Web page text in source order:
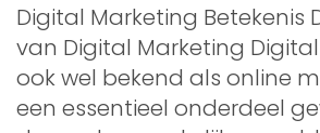
Digital Marketing Betekenis
van Digital Marketing
ook wel bekend als online
een essentieel onderdeel